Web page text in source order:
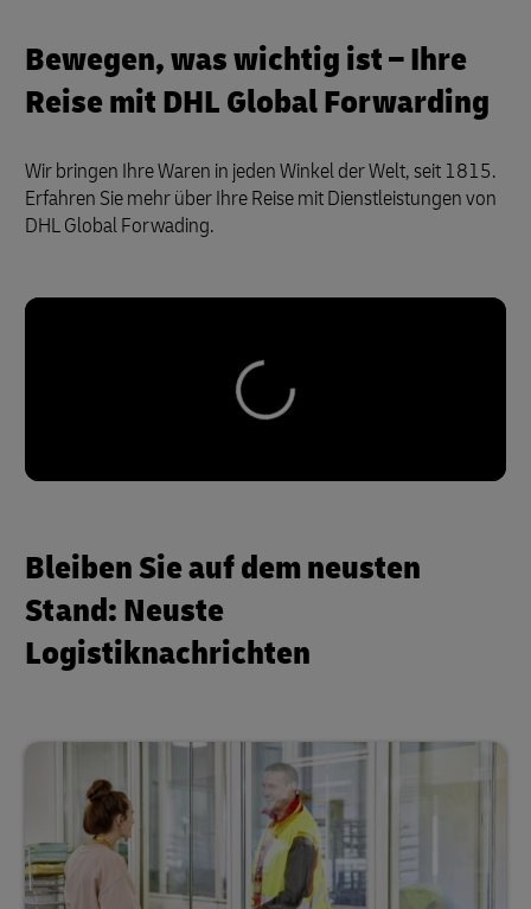
Bewegen, was wichtig ist – Ihre
Reise mit DHL Global Forwarding
Wir bringen Ihre Waren in jeden Winkel der Welt, seit 1815.
Erfahren Sie mehr über Ihre Reise mit Dienstleistungen von
DHL Global Forwading.
Bleiben Sie auf dem neusten
Stand: Neuste
Logistiknachrichten